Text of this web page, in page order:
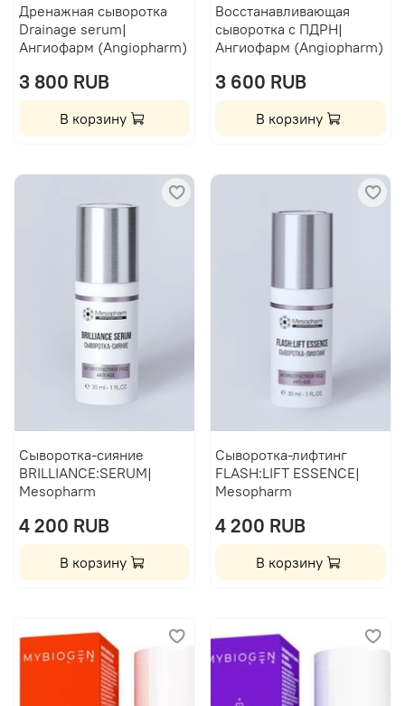
Дренажная сыворотка
Drainage serum|
Ангиофарм (Angiopharm)
3 800 RUB
В корзину
Восстанавливающая
сыворотка с ПДРН|
Ангиофарм (Angiopharm)
3 600 RUB
В корзину
Сыворотка-сияние
BRILLIANCE:SERUM|
Mesopharm
4 200 RUB
В корзину
Сыворотка-лифтинг
FLASH:LIFT ESSENCE|
Mesopharm
4 200 RUB
В корзину